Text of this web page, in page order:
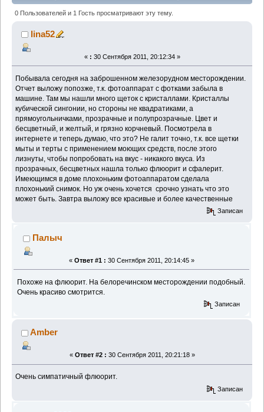
кристаллы (Прочитано 6213 раз)
0 Пользователей и 1 Гость просматривают эту тему.
lina52
« : 30 Сентября 2011, 20:12:34 »
Побывала сегодня на заброшенном железорудном месторождении.
Отчет выложу попозже, т.к. фотоаппарат с фотками забыла в
машине. Там мы нашли много щеток с кристаллами. Кристаллы
кубической сингонии, но стороны не квадратиками, а
прямоугольничками, прозрачные и полупрозрачные. Цвет и
бесцветный, и желтый, и грязно корчневый. Посмотрела в
интернете и теперь думаю, что это? Не галит точно, т.к. все щетки
мыты и терты с применением моющих средств, после этого
лизнуты, чтобы попробовать на вкус - никакого вкуса. Из
прозрачных, бесцветных нашла только флюорит и сфалерит.
Имеющимся в доме плохоньким фотоаппаратом сделала
плохонький снимок. Но уж очень хочется срочно узнать что это
может быть. Завтра выложу все красивые и более качественные
Записан
Палыч
« Ответ #1 : 30 Сентября 2011, 20:14:45 »
Похоже на флюорит. На белоречинском месторождении подобный.
Очень красиво смотрится.
Записан
Amber
« Ответ #2 : 30 Сентября 2011, 20:21:18 »
Очень симпатичный флюорит.
Записан